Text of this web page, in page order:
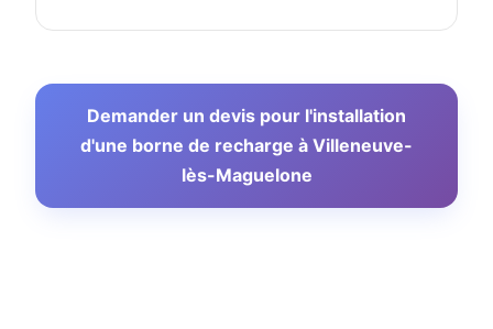
Demander un devis pour l'installation
d'une borne de recharge à Villeneuve-
lès-Maguelone